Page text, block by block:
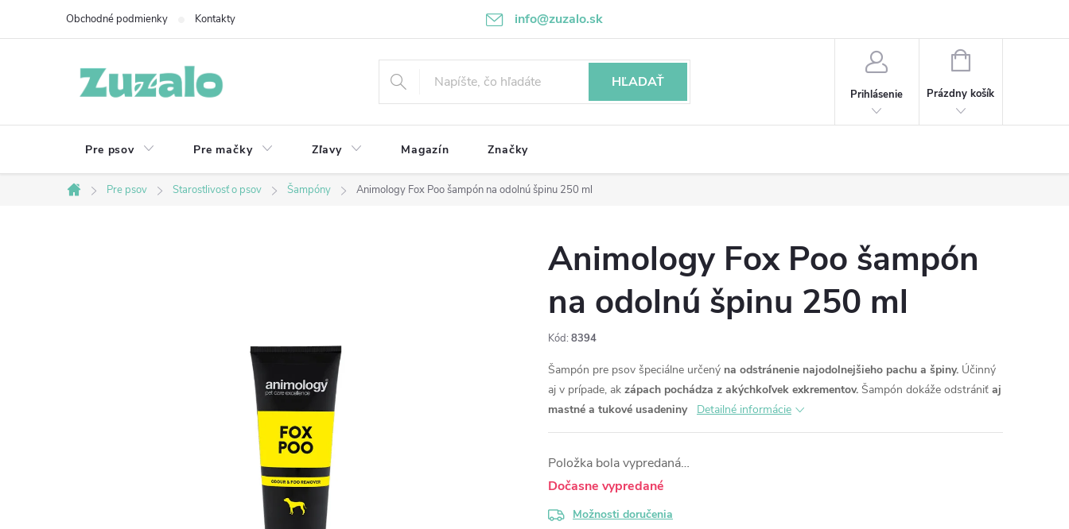
info@zuzalo.sk
Obchodné podmienky Kontakty
HĽADAŤ
Prihlásenie
NÁKUPNÝ
Prázdny košík
Pre psov Pre mačky Zľavy Magazín Značky
Domov
Pre psov Starostlivosť o psov Šampóny Animology Fox Poo šampón na odolnú špinu 250 ml
Animology Fox Poo šampón
na odolnú špinu 250 ml
Kód: 8394
Šampón pre psov špeciálne určený na odstránenie najodolnejšieho pachu a špiny. Účinný
aj v prípade, ak zápach pochádza z akýchkoľvek exkrementov. Šampón dokáže odstrániť aj
mastné a tukové usadeniny
Detailné informácie
Položka bola vypredaná…
Dočasne vypredané
Možnosti doručenia